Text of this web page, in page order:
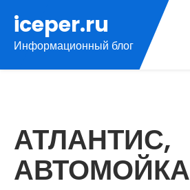
содержимому
iceper.ru
Информационный блог
АТЛАНТИС,
АВТОМОЙКА